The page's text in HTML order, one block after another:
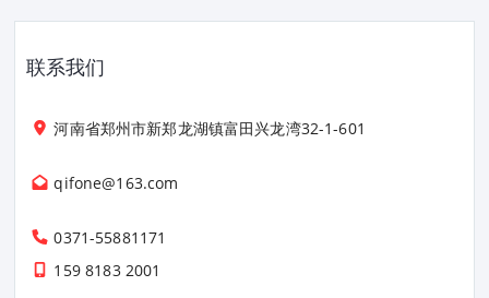
联系我们
河南省郑州市新郑龙湖镇富田兴龙湾32-1-601
qifone@163.com
0371-55881171
159 8183 2001